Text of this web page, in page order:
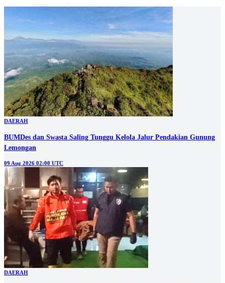
DAERAH
BUMDes dan Swasta Saling Tunggu Kelola Jalur Pendakian Gunung
Lemongan
09 Aug 2026 02:00 UTC
DAERAH